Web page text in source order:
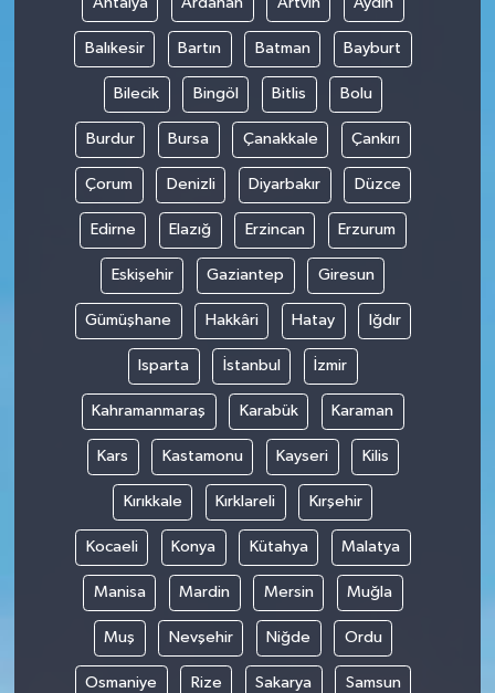
Balıkesir Bartın Batman Bayburt
Bilecik Bingöl Bitlis Bolu
Burdur Bursa Çanakkale Çankırı
Çorum Denizli Diyarbakır Düzce
Edirne Elazığ Erzincan Erzurum
Eskişehir Gaziantep Giresun
Gümüşhane Hakkâri Hatay Iğdır
Isparta İstanbul İzmir
Kahramanmaraş Karabük Karaman
Kars Kastamonu Kayseri Kilis
Kırıkkale Kırklareli Kırşehir
Kocaeli Konya Kütahya Malatya
Manisa Mardin Mersin Muğla
Muş Nevşehir Niğde Ordu
Osmaniye Rize Sakarya Samsun